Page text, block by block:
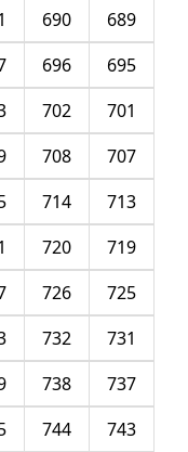
689
690
695
696
701
702
707
708
713
714
719
720
725
726
731
732
737
738
743
744